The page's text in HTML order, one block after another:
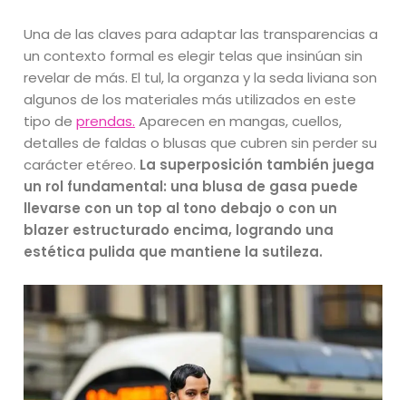
Una de las claves para adaptar las transparencias a
un contexto formal es elegir telas que insinúan sin
revelar de más. El tul, la organza y la seda liviana son
algunos de los materiales más utilizados en este
tipo deprendas. Aparecen en mangas, cuellos,
detalles de faldas o blusas que cubren sin perder su
carácter etéreo. La superposición también juega
un rol fundamental: una blusa de gasa puede
llevarse con un top al tono debajo o con un
blazer estructurado encima, logrando una
estética pulida que mantiene la sutileza.